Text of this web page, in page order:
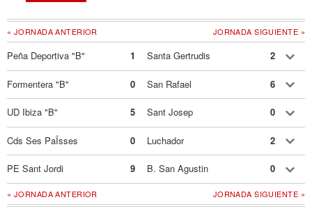
JORNADA SIGUIENTE »
« JORNADA ANTERIOR
Peña Deportiva "B" 1 Santa Gertrudis 2
Formentera "B" 0 San Rafael 6
UD Ibiza "B" 5 Sant Josep 0
Cds Ses PaÏsses 0 Luchador 2
PE Sant Jordi 9 B. San Agustin 0
JORNADA SIGUIENTE »
« JORNADA ANTERIOR